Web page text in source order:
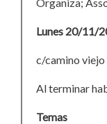
Lunes 20/11/
c/camino
Al terminar
Temas